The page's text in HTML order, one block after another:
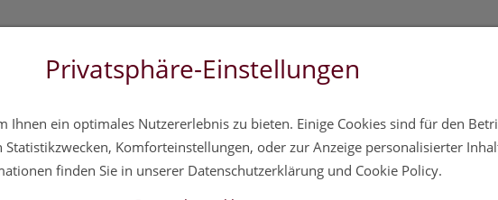
Hautpflege Familie Nahrungsergänzung Diverses
Privatsphäre-Einstellungen
Ihnen ein optimales Nutzererlebnis zu bieten. Einige Cookies sind für den
Komforteinstellungen, oder zur Anzeige personalisierter
finden Sie in unserer Datenschutzerklärung und Cookie Policy.